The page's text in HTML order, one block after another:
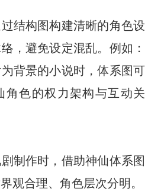
结构图构建清晰的角色设
，避免设定混乱。例如：
背景的小说时，体系图可
角色的权力架构与互动关
制作时，借助神仙体系图
观合理、角色层次分明。